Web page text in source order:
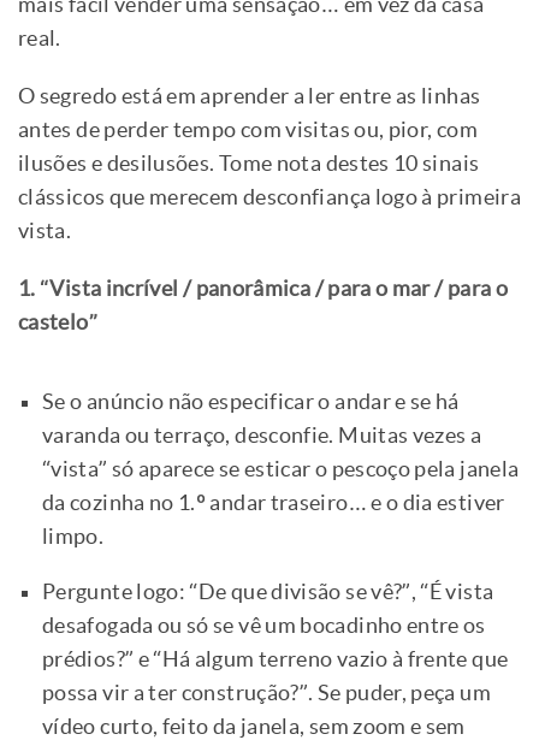
real.
O segredo está em aprender a ler entre as linhas
antes de perder tempo com visitas ou, pior, com
ilusões e desilusões. Tome nota destes 10 sinais
clássicos que merecem desconfiança logo à primeira
vista.
1. “Vista incrível / panorâmica / para o mar / para o
castelo”
Se o anúncio não especificar o andar e se há
varanda ou terraço, desconfie. Muitas vezes a
“vista” só aparece se esticar o pescoço pela janela
da cozinha no 1.º andar traseiro… e o dia estiver
limpo.
Pergunte logo: “De que divisão se vê?”, “É vista
desafogada ou só se vê um bocadinho entre os
prédios?” e “Há algum terreno vazio à frente que
possa vir a ter construção?”. Se puder, peça um
vídeo curto, feito da janela, sem zoom e sem